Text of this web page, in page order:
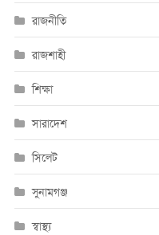
রাজনীতি
রাজশাহী
শিক্ষা
সারাদেশ
সিলেট
সুনামগঞ্জ
স্বাস্থ্য